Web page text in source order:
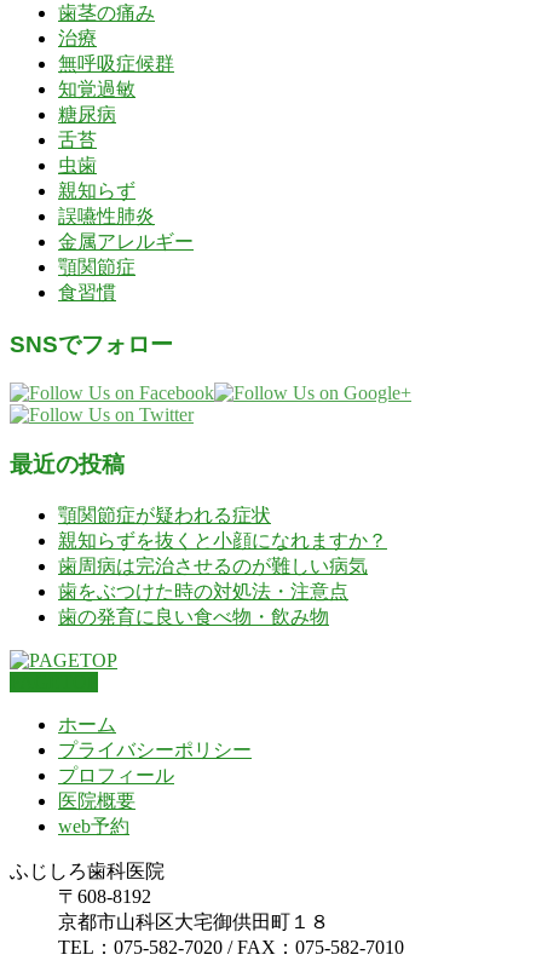
歯茎の痛み
治療
無呼吸症候群
知覚過敏
糖尿病
舌苔
虫歯
親知らず
誤嚥性肺炎
金属アレルギー
顎関節症
食習慣
SNSでフォロー
最近の投稿
顎関節症が疑われる症状
親知らずを抜くと小顔になれますか？
歯周病は完治させるのが難しい病気
歯をぶつけた時の対処法・注意点
歯の発育に良い食べ物・飲み物
ホーム
プライバシーポリシー
プロフィール
医院概要
web予約
ふじしろ歯科医院
〒608-8192
京都市山科区大宅御供田町１８
TEL：075-582-7020 / FAX：075-582-7010